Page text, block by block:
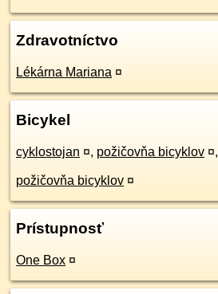
Zdravotníctvo
Lékárna Mariana ¤
Bicykel
cyklostojan ¤, požičovňa bicyklov ¤,
požičovňa bicyklov ¤
Prístupnosť
One Box ¤